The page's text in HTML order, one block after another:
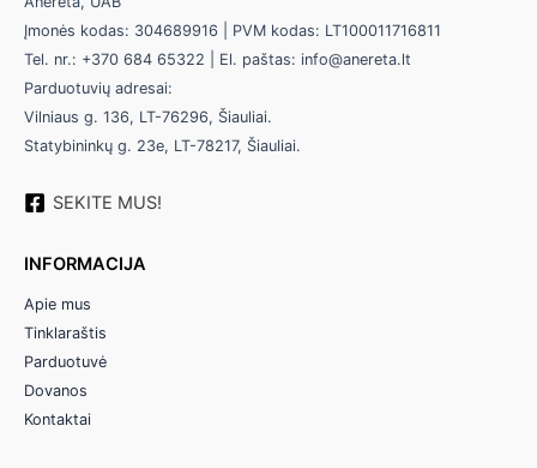
Įmonės kodas: 304689916 | PVM kodas: LT100011716811
Tel. nr.: +370 684 65322 | El. paštas: info@anereta.lt
Parduotuvių adresai:
Vilniaus g. 136, LT-76296, Šiauliai.
Statybininkų g. 23e, LT-78217, Šiauliai.
SEKITE MUS!
INFORMACIJA
Apie mus
Tinklaraštis
Parduotuvė
Dovanos
Kontaktai